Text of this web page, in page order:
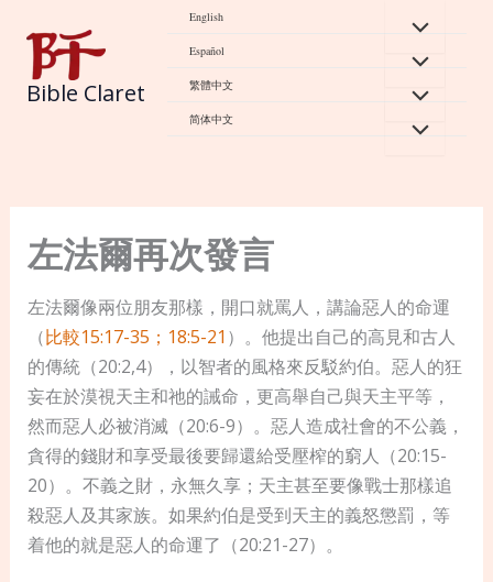
content
Bible Claret
English
Español
繁體中文
简体中文
左法爾再次發言
左法爾像兩位朋友那樣，開口就罵人，講論惡人的命運
（比較15:17-35；18:5-21 ）。他提出自己的高見和古人
的傳統（20:2,4），以智者的風格來反駁約伯。惡人的狂
妄在於漠視天主和祂的誡命，更高舉自己與天主平等，
然而惡人必被消滅（20:6-9）。惡人造成社會的不公義，
貪得的錢財和享受最後要歸還給受壓榨的窮人（20:15-
20）。不義之財，永無久享；天主甚至要像戰士那樣追
殺惡人及其家族。如果約伯是受到天主的義怒懲罰，等
着他的就是惡人的命運了（20:21-27）。